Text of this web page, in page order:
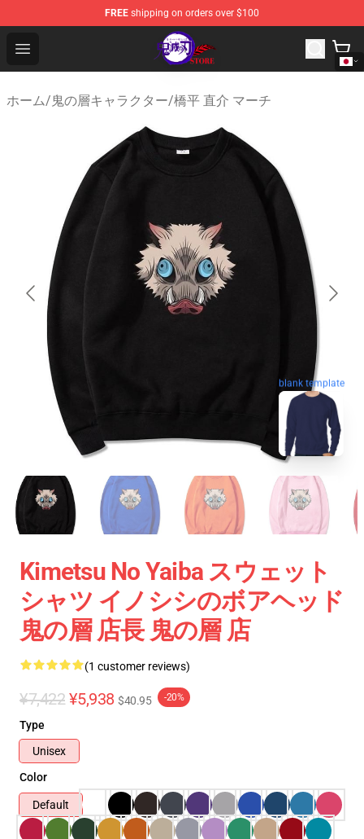
FREE shipping on orders over $100
Open menu
Kimetsu no Yaiba Store - Official Kimetsu no Yaiba
ホーム/鬼の層キャラクター/橋平 直介 マーチ
blank template
Kimetsu No Yaiba スウェット
シャツ イノシシのボアヘッド
鬼の層 店長 鬼の層 店
(1 customer reviews)
¥7,422 ¥5,938 $40.95 -20%
Type
Unisex
Color
Default